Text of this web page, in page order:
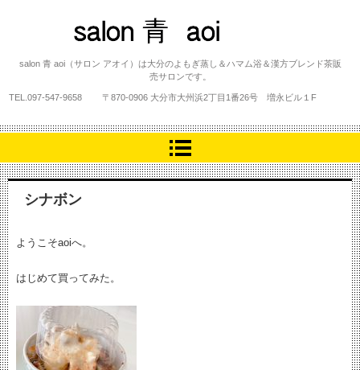
salon 青 aoi
salon 青 aoi（サロン アオイ）は大分のよもぎ蒸し＆ハマム浴＆漢方ブレンド茶販
売サロンです。
TEL. 097-547-9658 〒870-0906 大分市大州浜2丁目1番26号 増永ビル１F
シナボン
ようこそaoiへ。
はじめて買ってみた。